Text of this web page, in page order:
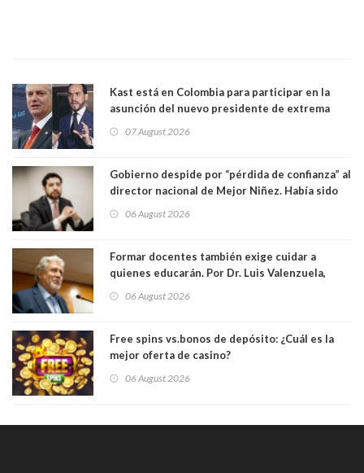
Kast está en Colombia para participar en la
asunción del nuevo presidente de extrema
07 August 2026
Gobierno despide por “pérdida de confianza” al
director nacional de Mejor Niñez. Había sido
06 August 2026
Formar docentes también exige cuidar a
quienes educarán. Por Dr. Luis Valenzuela,
Académicos U. Católica Silva Henríquez
06 August 2026
Free spins vs.bonos de depósito: ¿Cuál es la
mejor oferta de casino?
06 August 2026